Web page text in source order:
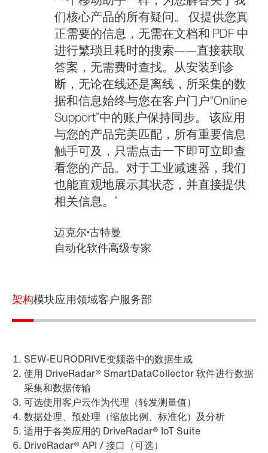
们核心产品的所有疑问。 仅提供您真
正需要的信息，无需在文档和 PDF 中
进行繁琐且耗时的搜索——直接获取
答案，无需费时查找。从安装到诊
断，无论在线还是离线，所采集的数
据和信息始终与您在客户门户“Online
Support”中的账户保持同步。 该应用
与您的产品完美匹配，所有重要信息
触手可及，只需点击一下即可立即查
看您的产品。对于工业减速器，我们
也能直观地展示其状态，并直接提供
相关信息。”
迈克尔·古特曼
自动化软件高级专家
架构模块应用领域客户服务部
SEW-EURODRIVE变频器中的数据生成
使用 DriveRadar® SmartDataCollector 软件进行数据
采集和数据传输
可选使用客户云作为代理（转发测量值）
数据处理、预处理（缩放比例、标准化）及分析
适用于各类应用的 DriveRadar® IoT Suite
DriveRadar® API / 接口（可选）